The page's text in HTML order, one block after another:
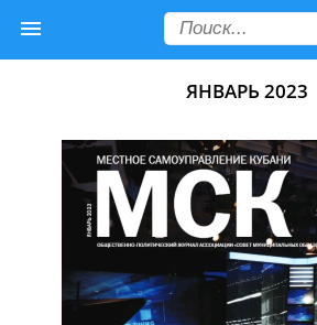
ЯНВАРЬ 2023